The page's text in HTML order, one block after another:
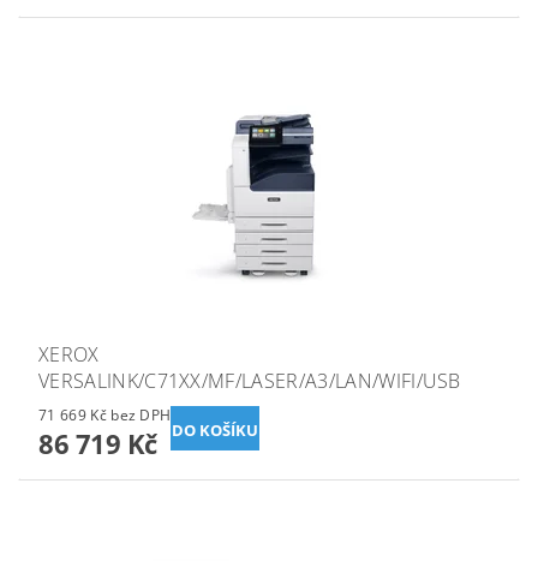
XEROX
VERSALINK/C71XX/MF/LASER/A3/LAN/WIFI/USB
71 669 Kč bez DPH
86 719 Kč